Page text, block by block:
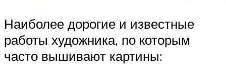
Наиболее дорогие и известные
работы художника, по которым
часто вышивают картины: